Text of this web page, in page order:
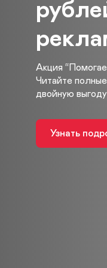
Акция
Читайте
двойную
Узнать
Расскажем о
радио, в
Размещаем
Оставить